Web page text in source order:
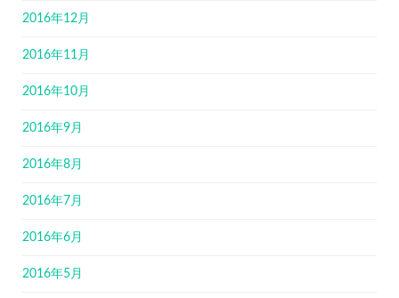
2016年12月
2016年11月
2016年10月
2016年9月
2016年8月
2016年7月
2016年6月
2016年5月